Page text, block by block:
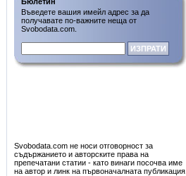
Въведете вашия имейл адрес за да
получавате по-важните неща от
Svobodata.com.
Svobodata.com не носи отговорност за
съдържанието и авторските права на
препечатани статии - като винаги посочва име
на автор и линк на първоначалната публикация.